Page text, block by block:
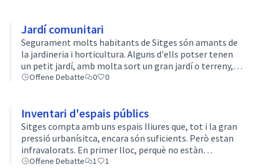
Jardí comunitari
Segurament molts habitants de Sitges són amants de
la jardineria i horticultura. Alguns d'ells potser tenen
un petit jardí, amb molta sort un gran jardí o terreny,
però molts d'altres només tenim un balcó o terrassa.
Offene Debatte 0 0
Inventari d'espais públics
Sitges compta amb uns espais lliures que, tot i la gran
pressió urbanísitca, encara són suficients. Però estan
infravalorats. En primer lloc, perquè no estàn
inventariats. Espais com el "parc" dels Garrofers, els
Offene Debatte 1 1